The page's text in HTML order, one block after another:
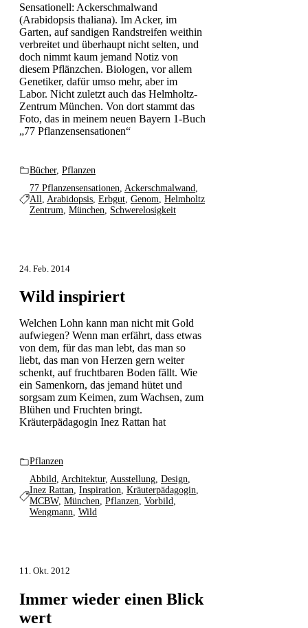
Sensationell: Ackerschmalwand
(Arabidopsis thaliana). Im Acker, im
Garten, auf sandigen Randstreifen weithin
verbreitet und überhaupt nicht selten, und
doch nimmt kaum jemand Notiz von
diesem Pflänzchen. Biologen, vor allem
Genetiker, dafür umso mehr, aber im
Labor. Nicht zuletzt auch das Helmholtz-
Zentrum München. Von dort stammt das
Foto, das in meinem neuen Bayern 1-Buch
„77 Pflanzensensationen“
Bücher, Pflanzen
77 Pflanzensensationen Ackerschmalwand
All Arabidopsis, Erbgut, Genom Helmholtz
Zentrum München Schwerelosigkeit
24. Feb. 2014
Wild inspiriert
Welchen Lohn kann man nicht mit Gold
aufwiegen? Wenn man erfährt, dass etwas
von dem, für das man lebt, das man so
liebt, das man von Herzen gern weiter
schenkt, auf fruchtbaren Boden fällt. Wie
ein Samenkorn, das jemand hütet und
sorgsam zum Keimen, zum Wachsen, zum
Blühen und Fruchten bringt.
Kräuterpädagogin Inez Rattan hat
Pflanzen
Abbild, Architektur, Ausstellung, Design,
Inez Rattan, Inspiration, Kräuterpädagogin,
MCBW, München, Pflanzen, Vorbild,
Wengmann, Wild
11. Okt. 2012
Immer wieder einen Blick
wert